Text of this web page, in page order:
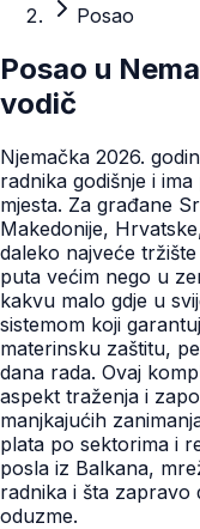
Posao
Posao u
vodič
Njemačka 2026.
radnika godišnje i
mjesta. Za građane
Makedonije,
daleko najveće
puta većim nego u
kakvu malo gdje u
sistemom koji
materinsku zaštitu,
dana rada. Ovaj
aspekt traženja i
manjkajućih
plata po sektorima i
posla iz Balkana,
radnika i šta zapravo
oduzme.